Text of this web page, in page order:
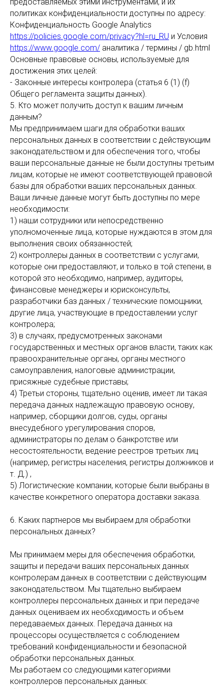
политиках конфиденциальности доступны по адресу:
Конфиденциальность Google Analytics
https://policies.google.com/privacy?hl=ru_RU и Условия
https://www.google.com/ аналитика / термины / gb.html
Основные правовые основы, используемые для
достижения этих целей:
- Законные интересы контролера (статья 6 (1) (f)
Общего регламента защиты данных).
5. Кто может получить доступ к вашим личным
данным?
Мы предпринимаем шаги для обработки ваших
персональных данных в соответствии с действующим
законодательством и для обеспечения того, чтобы
ваши персональные данные не были доступны третьим
лицам, которые не имеют соответствующей правовой
базы для обработки ваших персональных данных.
Ваши личные данные могут быть доступны по мере
необходимости:
1) наши сотрудники или непосредственно
уполномоченные лица, которые нуждаются в этом для
выполнения своих обязанностей;
2) контроллеры данных в соответствии с услугами,
которые они предоставляют, и только в той степени, в
которой это необходимо, например, аудиторы,
финансовые менеджеры и юрисконсульты,
разработчики баз данных / технические помощники,
другие лица, участвующие в предоставлении услуг
контролера;
3) в случаях, предусмотренных законами
государственных и местных органов власти, таких как
правоохранительные органы, органы местного
самоуправления, налоговые администрации,
присяжные судебные приставы;
4) Третьи стороны, тщательно оценив, имеет ли такая
передача данных надлежащую правовую основу,
например, сборщики долгов, суды, органы
внесудебного урегулирования споров,
администраторы по делам о банкротстве или
несостоятельности, ведение реестров третьих лиц
(например, регистры населения, регистры должников и
т. Д.) ,
5) Логистические компании, которые были выбраны в
качестве конкретного оператора доставки заказа.
6. Каких партнеров мы выбираем для обработки
персональных данных?
Мы принимаем меры для обеспечения обработки,
защиты и передачи ваших персональных данных
контролерам данных в соответствии с действующим
законодательством. Мы тщательно выбираем
контроллеры персональных данных и при передаче
данных оцениваем их необходимость и объем
передаваемых данных. Передача данных на
процессоры осуществляется с соблюдением
требований конфиденциальности и безопасной
обработки персональных данных.
Мы работаем со следующими категориями
контроллеров персональных данных: